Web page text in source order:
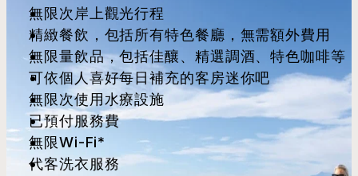
無限次岸上觀光行程
精緻餐飲，包括所有特色餐廳，無需額外費用
無限量飲品，包括佳釀、精選調酒、特色咖啡等
可依個人喜好每日補充的客房迷你吧
無限次使用水療設施
已預付服務費
無限Wi-Fi*
代客洗衣服務